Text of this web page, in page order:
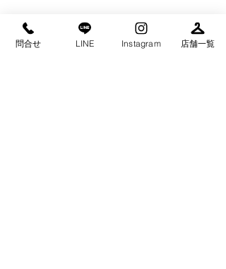
問合せ LINE Instagram 店舗一覧